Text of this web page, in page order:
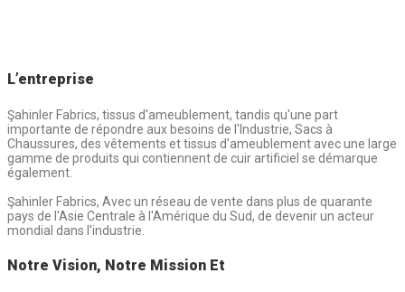
L’entreprise
Şahinler Fabrics, tissus d'ameublement, tandis qu'une part
importante de répondre aux besoins de l'Industrie, Sacs à
Chaussures, des vêtements et tissus d'ameublement avec une large
gamme de produits qui contiennent de cuir artificiel se démarque
également.
Şahinler Fabrics, Avec un réseau de vente dans plus de quarante
pays de l'Asie Centrale à l'Amérique du Sud, de devenir un acteur
mondial dans l'industrie.
Notre Vision, Notre Mission Et